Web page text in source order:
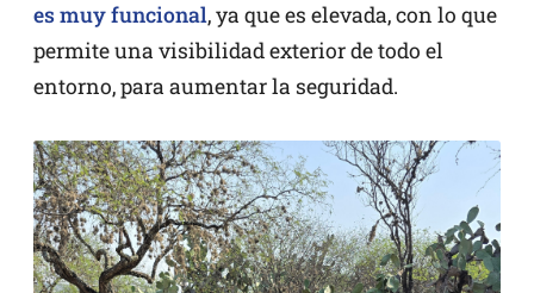
es muy funcional, ya que es elevada, con lo que
permite una visibilidad exterior de todo el
entorno, para aumentar la seguridad.